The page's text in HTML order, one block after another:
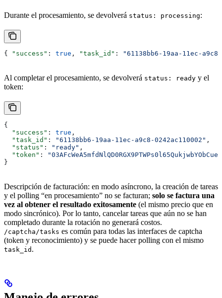
Durante el procesamiento, se devolverá status: processing:
{ "success" : true , "task_id" : "61138bb6-19aa-11ec-
Al completar el procesamiento, se devolverá status: ready y el
token:
{
  "success"
: true ,
  "task_id"
: "61138bb6-19aa-11ec-a9c8-0242ac110002" ,
  "status"
: "ready" ,
  "token"
:
}
Descripción de facturación: en modo asíncrono, la creación de tareas
y el polling “en procesamiento” no se facturan; solo se factura una
vez al obtener el resultado exitosamente (el mismo precio que en
modo sincrónico). Por lo tanto, cancelar tareas que aún no se han
completado durante la rotación no generará costos.
/captcha/tasks es común para todas las interfaces de captcha
(token y reconocimiento) y se puede hacer polling con el mismo
task_id .